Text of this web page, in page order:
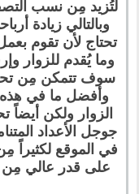
لتُزيد مِن نسب
وبالتالي زيادة
تحتاج لأن تقوم
وما يُقدم للزوار
سوف تتمكن مِن
وأفضل ما في
الزوار ولكن
جوجل الأعداد
في الموقع لكثيراً
على قدر عالي مِن